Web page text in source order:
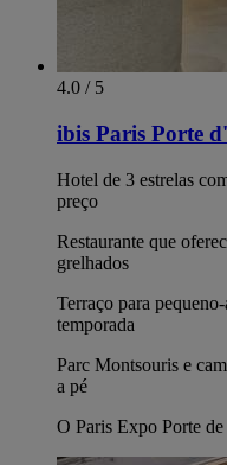
4.0 / 5
ibis Paris Porte
Hotel de 3 estrelas
preço
Restaurante que
grelhados
Terraço para
temporada
Parc Montsouris e
a pé
O Paris Expo Porte